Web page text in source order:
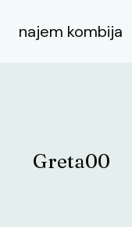
content
najem kombija
Greta00